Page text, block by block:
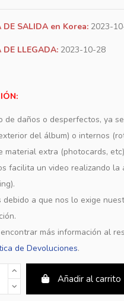
DE SALIDA en Korea: 2023-
DE LLEGADA: 2023-10-28
de daños o desperfectos, ya
del álbum) o internos
material extra (photocards,
facilita un video realizando
debido a que nos lo exige
más información al
de Devoluciones.
Añadir al carrito